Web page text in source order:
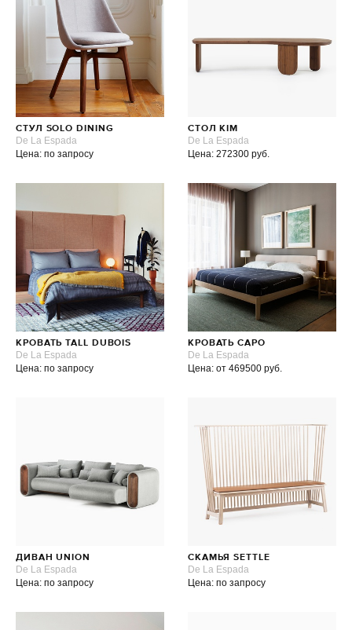
СТУЛ SOLO DINING
De La Espada
Цена: по запросу
СТОЛ KIM
De La Espada
Цена: 272300 руб.
КРОВАТЬ TALL DUBOIS
De La Espada
Цена: по запросу
КРОВАТЬ CAPO
De La Espada
Цена: от 469500 руб.
ДИВАН UNION
De La Espada
Цена: по запросу
СКАМЬЯ SETTLE
De La Espada
Цена: по запросу